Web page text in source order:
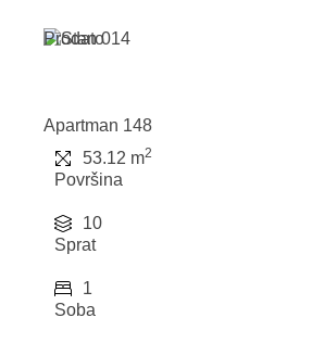
Prodato
Apartman 148
53.12 m2
Površina
10
Sprat
1
Soba